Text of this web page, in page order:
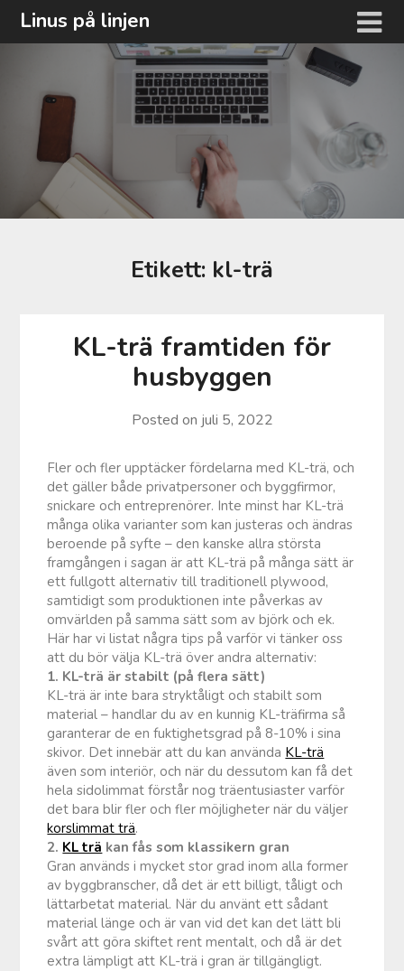
HoppaLinus på linjen
Etikett: kl-trä
KL-trä framtiden för
husbyggen
Posted on juli 5, 2022
Fler och fler upptäcker fördelarna med KL-trä, och
det gäller både privatpersoner och byggfirmor,
snickare och entreprenörer. Inte minst har KL-trä
många olika varianter som kan justeras och ändras
beroende på syfte – den kanske allra största
framgången i sagan är att KL-trä på många sätt är
ett fullgott alternativ till traditionell plywood,
samtidigt som produktionen inte påverkas av
omvärlden på samma sätt som av björk och ek.
Här har vi listat några tips på varför vi tänker oss
att du bör välja KL-trä över andra alternativ:
1. KL-trä är stabilt (på flera sätt)
KL-trä är inte bara stryktåligt och stabilt som
material – handlar du av en kunnig KL-träfirma så
garanterar de en fuktighetsgrad på 8-10% i sina
skivor. Det innebär att du kan använda KL-trä
även som interiör, och när du dessutom kan få det
hela sidolimmat förstår nog träentusiaster varför
det bara blir fler och fler möjligheter när du väljer
korslimmat trä.
2. KL trä kan fås som klassikern gran
Gran används i mycket stor grad inom alla former
av byggbranscher, då det är ett billigt, tåligt och
lättarbetat material. När du använt ett sådant
material länge och är van vid det kan det lätt bli
svårt att göra skiftet rent mentalt, och då är det
extra lämpligt att KL-trä i gran är tillgängligt.